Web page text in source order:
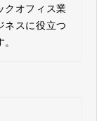
クオフィス業
ネスに役立つ